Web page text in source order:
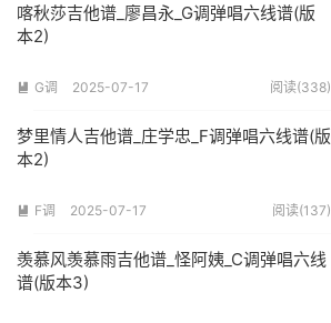
喀秋莎吉他谱_廖昌永_G调弹唱六线谱(版
本2)
 G调 2025-07-17 阅读(338)
梦里情人吉他谱_庄学忠_F调弹唱六线谱(版
本2)
 F调 2025-07-17 阅读(137)
羡慕风羡慕雨吉他谱_怪阿姨_C调弹唱六线
谱(版本3)